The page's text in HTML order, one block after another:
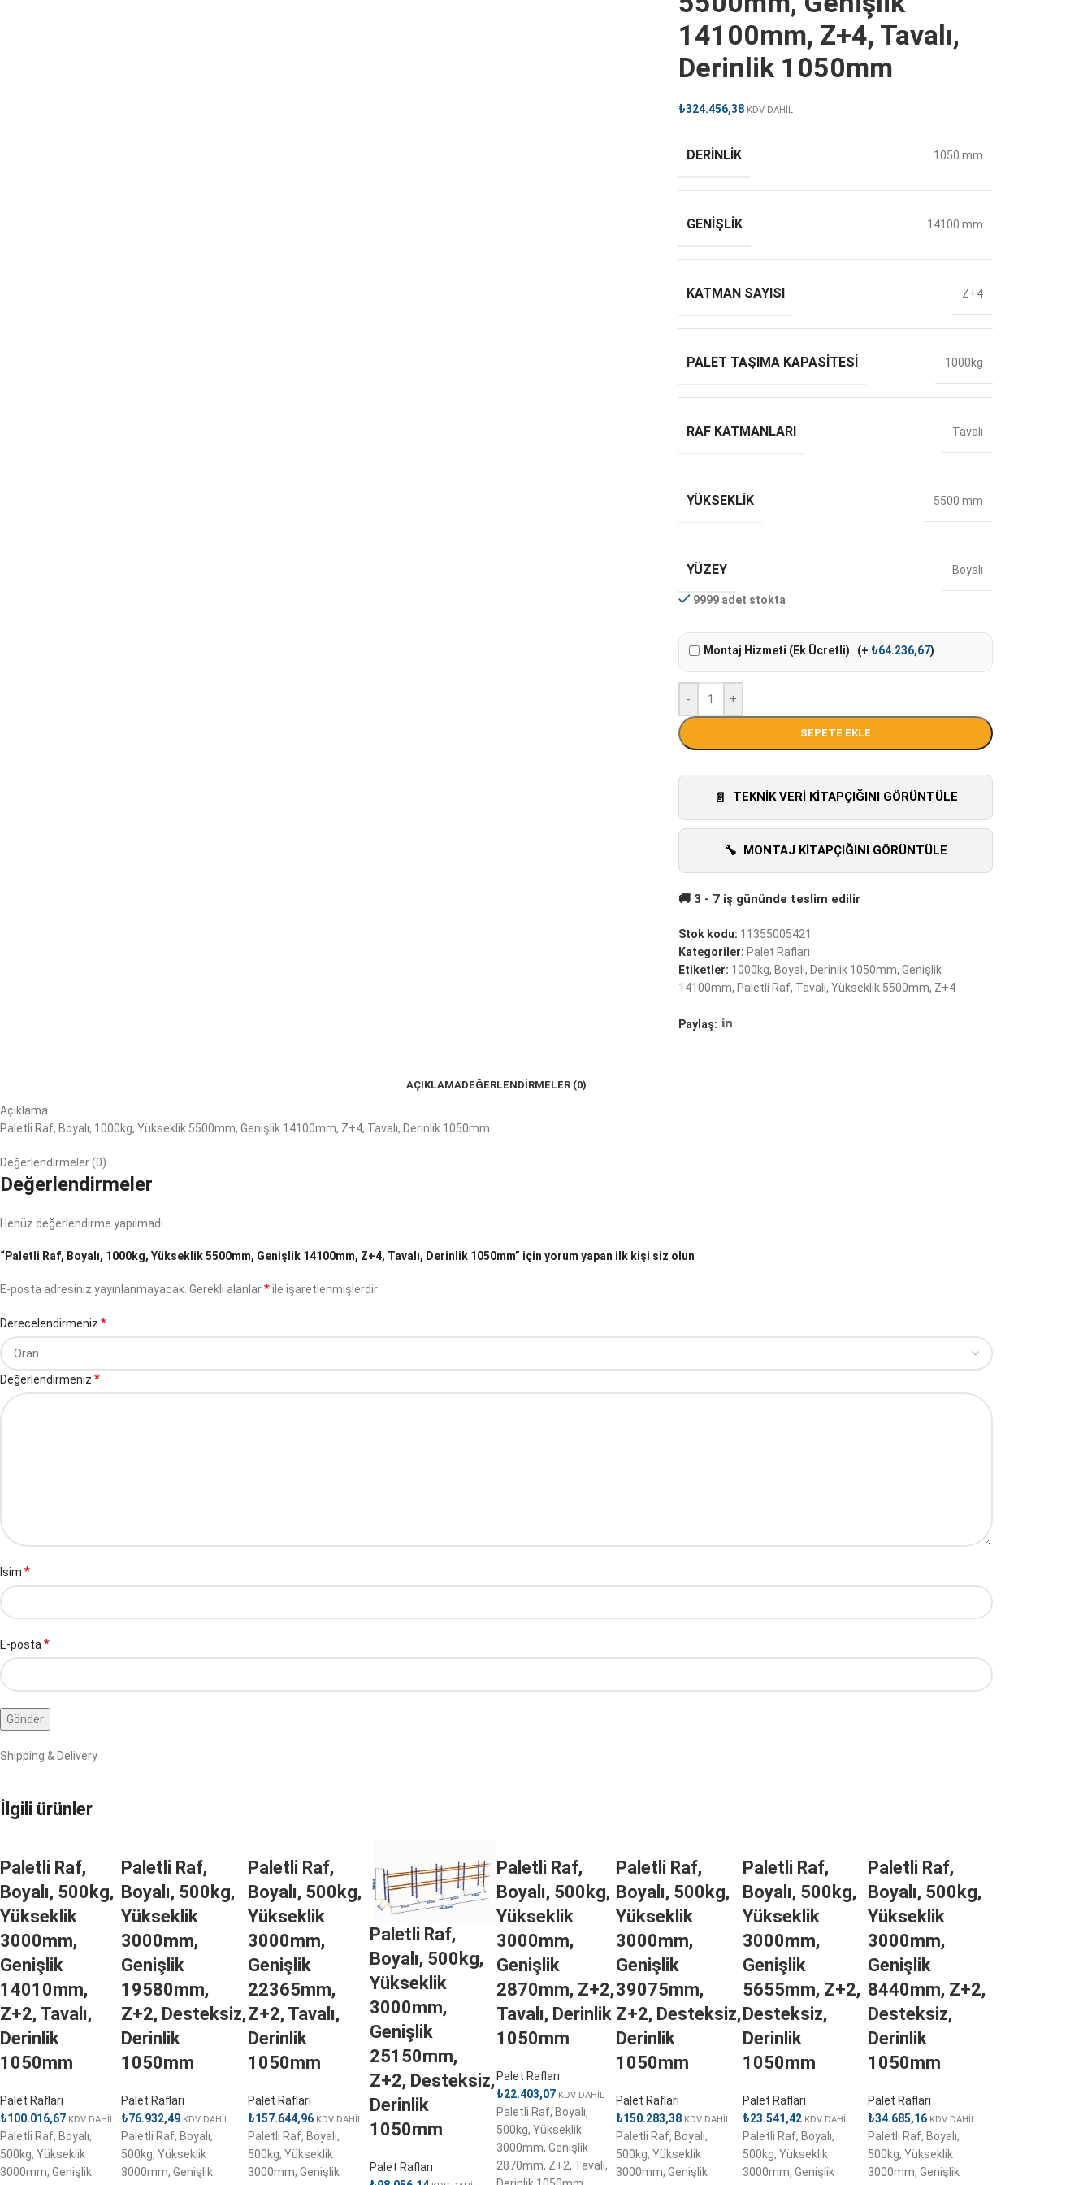
14100mm, Z+4, Tavalı,
Derinlik 1050mm
₺324.456,38 KDV DAHİL
DERINLIK 1050 mm
GENIŞLIK 14100 mm
KATMAN SAYISI Z+4
PALET TAŞIMA KAPASITESI 1000kg
RAF KATMANLARI Tavalı
YÜKSEKLIK 5500 mm
YÜZEY Boyalı
9999 adet stokta
Montaj Hizmeti (Ek Ücretli) (+ ₺64.236,67)
- +
SEPETE EKLE
TEKNIK VERI KITAPÇIĞINI GÖRÜNTÜLE
MONTAJ KITAPÇIĞINI GÖRÜNTÜLE
Stok kodu: 11355005421
Kategoriler: Palet Rafları
Etiketler: 1000kg, Boyalı, Derinlik 1050mm, Genişlik
14100mm, Paletli Raf, Tavalı, Yükseklik 5500mm, Z+4
Paylaş:
AÇIKLAMADEĞERLENDIRMELER (0)
Açıklama
Paletli Raf, Boyalı, 1000kg, Yükseklik 5500mm, Genişlik 14100mm, Z+4, Tavalı, Derinlik 1050mm
Değerlendirmeler (0)
Değerlendirmeler
Henüz değerlendirme yapılmadı.
“Paletli Raf, Boyalı, 1000kg, Yükseklik 5500mm, Genişlik 14100mm, Z+4, Tavalı, Derinlik 1050mm” için yorum yapan ilk kişi siz olun
E-posta adresiniz yayınlanmayacak. Gerekli alanlar*ile işaretlenmişlerdir
Derecelendirmeniz *
Değerlendirmeniz *
İsim *
E-posta *
Shipping & Delivery
İlgili ürünler
Paletli Raf,
Boyalı, 500kg,
Yükseklik
3000mm,
Genişlik
14010mm,
Z+2, Tavalı,
Derinlik
1050mm
Palet Rafları
₺100.016,67 KDV DAHİL
Paletli Raf, Boyalı,
500kg, Yükseklik
3000mm, Genişlik
Paletli Raf,
Boyalı, 500kg,
Yükseklik
3000mm,
Genişlik
19580mm,
Z+2, Desteksiz,
Derinlik
1050mm
Palet Rafları
₺76.932,49 KDV DAHİL
Paletli Raf, Boyalı,
500kg, Yükseklik
3000mm, Genişlik
Paletli Raf,
Boyalı, 500kg,
Yükseklik
3000mm,
Genişlik
22365mm,
Z+2, Tavalı,
Derinlik
1050mm
Palet Rafları
₺157.644,96 KDV DAHİL
Paletli Raf, Boyalı,
500kg, Yükseklik
3000mm, Genişlik
Paletli Raf,
Boyalı, 500kg,
Yükseklik
3000mm,
Genişlik
25150mm,
Z+2, Desteksiz,
Derinlik
1050mm
Palet Rafları
Paletli Raf,
Boyalı, 500kg,
Yükseklik
3000mm,
Genişlik
2870mm, Z+2,
Tavalı, Derinlik
1050mm
Palet Rafları
₺22.403,07 KDV DAHİL
Paletli Raf, Boyalı,
500kg, Yükseklik
3000mm, Genişlik
2870mm, Z+2, Tavalı,
Paletli Raf,
Boyalı, 500kg,
Yükseklik
3000mm,
Genişlik
39075mm,
Z+2, Desteksiz,
Derinlik
1050mm
Palet Rafları
₺150.283,38 KDV DAHİL
Paletli Raf, Boyalı,
500kg, Yükseklik
3000mm, Genişlik
Paletli Raf,
Boyalı, 500kg,
Yükseklik
3000mm,
Genişlik
5655mm, Z+2,
Desteksiz,
Derinlik
1050mm
Palet Rafları
₺23.541,42 KDV DAHİL
Paletli Raf, Boyalı,
500kg, Yükseklik
3000mm, Genişlik
Paletli Raf,
Boyalı, 500kg,
Yükseklik
3000mm,
Genişlik
8440mm, Z+2,
Desteksiz,
Derinlik
1050mm
Palet Rafları
₺34.685,16 KDV DAHİL
Paletli Raf, Boyalı,
500kg, Yükseklik
3000mm, Genişlik